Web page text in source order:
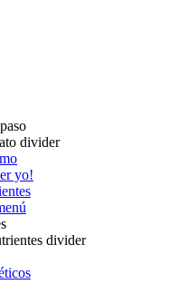
divider
yo!
divider